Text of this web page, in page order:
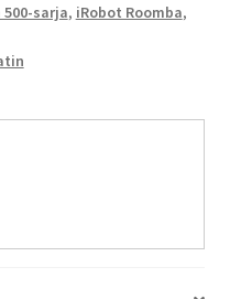
sarja, iRobot Roomba,